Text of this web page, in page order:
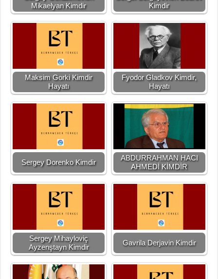
Mikaelyan Kimdir
Kimdir
Maksim Gorki Kimdir
Hayatı
Fyodor Gladkov Kimdir,
Hayatı
Sergey Dorenko Kimdir
ABDURRAHMAN HACI
AHMEDİ KİMDİR
Sergey Mihayloviç
Ayzenştayn Kimdir
Gavrila Derjavin Kimdir